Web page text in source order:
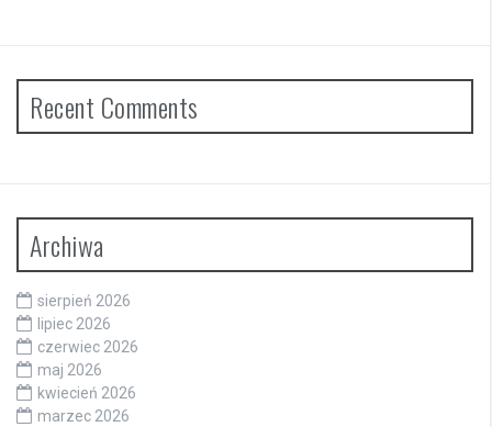
Recent Comments
Archiwa
sierpień 2026
lipiec 2026
czerwiec 2026
maj 2026
kwiecień 2026
marzec 2026